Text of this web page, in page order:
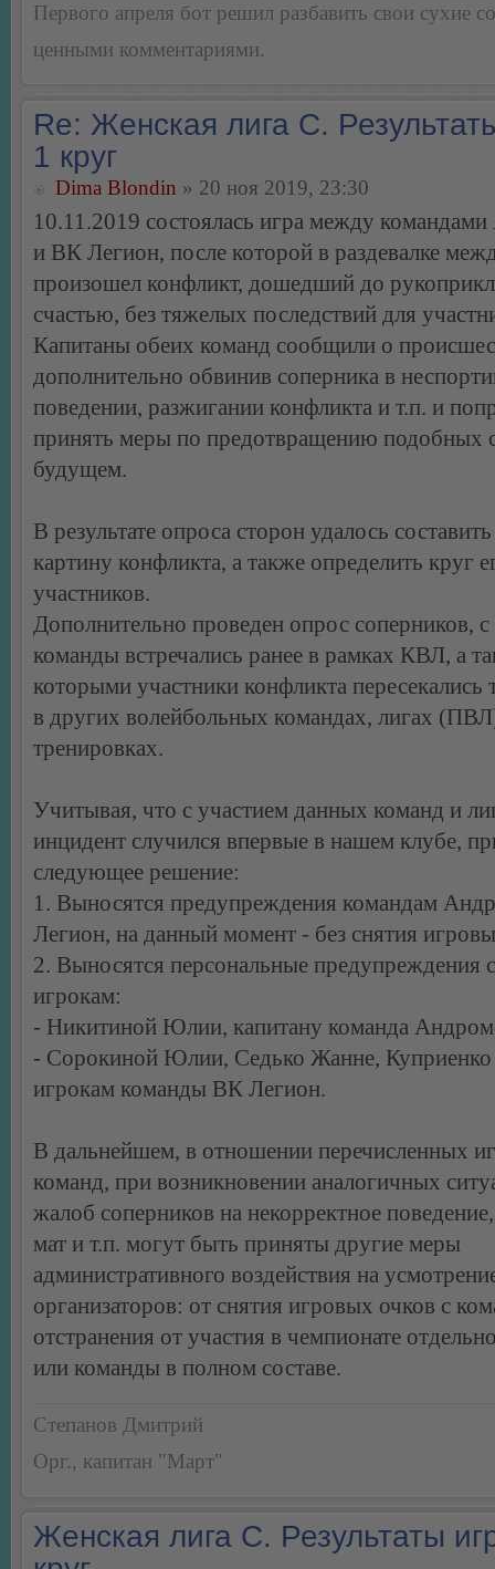
Первого апреля бот решил разбавить свои сухие
ценными комментариями.
Re: Женская лига С.
1 круг
Dima Blondin » 20 ноя 2019, 23:30
10.11.2019 состоялась игра между
и ВК Легион, после которой в раздевалке
произошел конфликт, дошедший до
счастью, без тяжелых последствий для
Капитаны обеих команд сообщили о
дополнительно обвинив соперника в
поведении, разжигании конфликта и т.п. и
принять меры по предотвращению подобных
будущем.
В результате опроса сторон удалось
картину конфликта, а также определить круг
участников.
Дополнительно проведен опрос соперников,
команды встречались ранее в рамках КВЛ, а
которыми участники конфликта пересекались
в других волейбольных командах, лигах
тренировках.
Учитывая, что с участием данных команд и
инцидент случился впервые в нашем клубе,
следующее решение:
1. Выносятся предупреждения командам
Легион, на данный момент - без снятия
2. Выносятся персональные
игрокам:
- Никитиной Юлии, капитану команда
- Сорокиной Юлии, Седько Жанне, Куприенко
игрокам команды ВК Легион.
В дальнейшем, в отношении перечисленных
команд, при возникновении аналогичных
жалоб соперников на некорректное
мат и т.п. могут быть приняты другие меры
административного воздействия на
организаторов: от снятия игровых очков с
отстранения от участия в чемпионате
или команды в полном составе.
Степанов Дмитрий
Орг., капитан "Март"
Женская лига С. Результаты